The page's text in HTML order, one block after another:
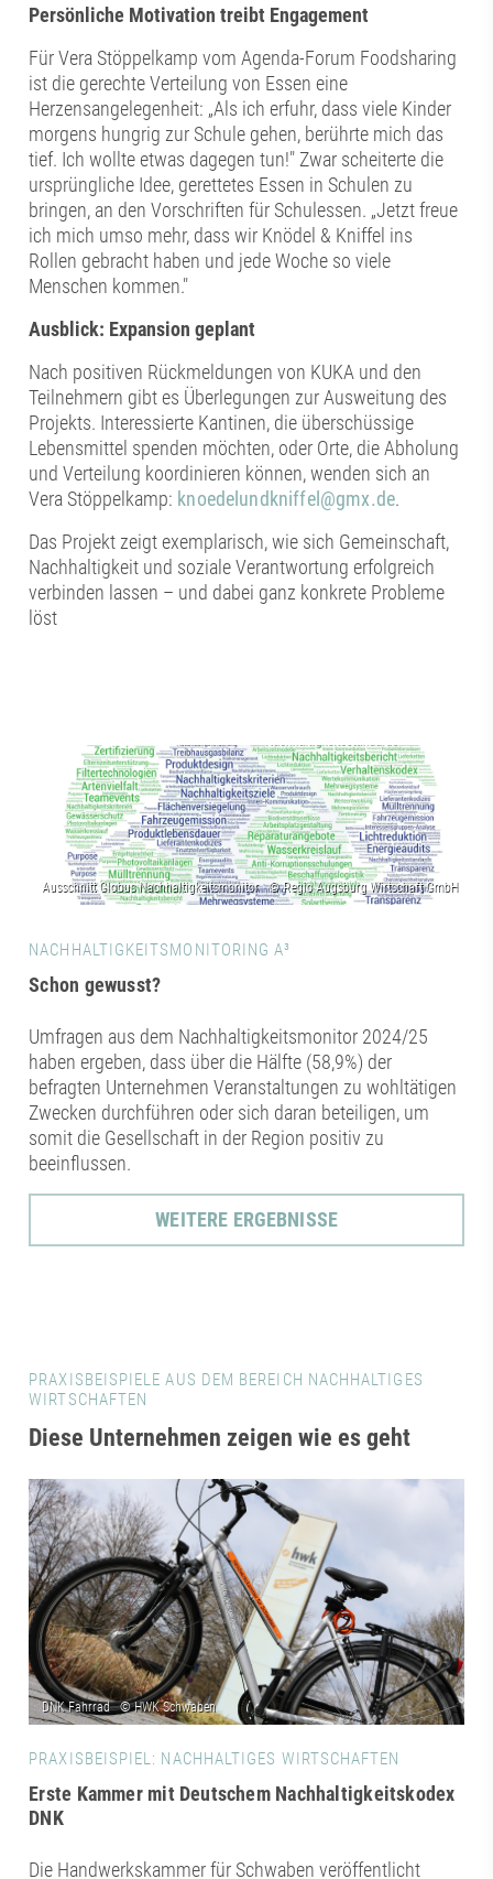
Persönliche Motivation treibt Engagement
Für Vera Stöppelkamp vom Agenda-Forum Foodsharing
ist die gerechte Verteilung von Essen eine
Herzensangelegenheit: „Als ich erfuhr, dass viele Kinder
morgens hungrig zur Schule gehen, berührte mich das
tief. Ich wollte etwas dagegen tun!" Zwar scheiterte die
ursprüngliche Idee, gerettetes Essen in Schulen zu
bringen, an den Vorschriften für Schulessen. „Jetzt freue
ich mich umso mehr, dass wir Knödel & Kniffel ins
Rollen gebracht haben und jede Woche so viele
Menschen kommen."
Ausblick: Expansion geplant
Nach positiven Rückmeldungen von KUKA und den
Teilnehmern gibt es Überlegungen zur Ausweitung des
Projekts. Interessierte Kantinen, die überschüssige
Lebensmittel spenden möchten, oder Orte, die Abholung
und Verteilung koordinieren können, wenden sich an
Vera Stöppelkamp: knoedelundkniffel@gmx.de.
Das Projekt zeigt exemplarisch, wie sich Gemeinschaft,
Nachhaltigkeit und soziale Verantwortung erfolgreich
verbinden lassen – und dabei ganz konkrete Probleme
löst
NACHHALTIGKEITSMONITORING A³
Schon gewusst?
Umfragen aus dem Nachhaltigkeitsmonitor 2024/25
haben ergeben, dass über die Hälfte (58,9%) der
befragten Unternehmen Veranstaltungen zu wohltätigen
Zwecken durchführen oder sich daran beteiligen, um
somit die Gesellschaft in der Region positiv zu
beeinflussen.
WEITERE ERGEBNISSE
PRAXISBEISPIELE AUS DEM BEREICH NACHHALTIGES
WIRTSCHAFTEN
Diese Unternehmen zeigen wie es geht
PRAXISBEISPIEL: NACHHALTIGES WIRTSCHAFTEN
Erste Kammer mit Deutschem Nachhaltigkeitskodex
DNK
Die Handwerkskammer für Schwaben veröffentlicht